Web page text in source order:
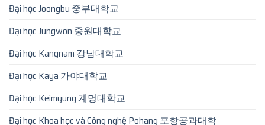
Đại học Joongbu 중부대학교
Đại học Jungwon 중원대학교
Đại học Kangnam 강남대학교
Đại học Kaya 가야대학교
Đại học Keimyung 계명대학교
Đại học Khoa học và Công nghệ Pohang 포항공과대학